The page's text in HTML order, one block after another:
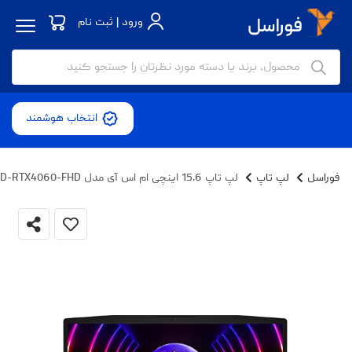
ورود | ثبت نام
انتخاب هوشمند
فوراسل لپ تاپ لپ تاپ 15.6 اینچی ام اس آی مدل Katana 15 B13VFK-i7 13620H-32GB DDR5-1TB SSD-RTX4060-FHD